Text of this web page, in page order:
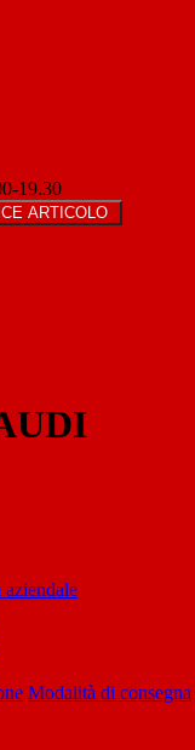
19.30
ARTICOLO
aziendale
Modalità di consegna